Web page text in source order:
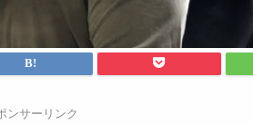
ンサーリンク